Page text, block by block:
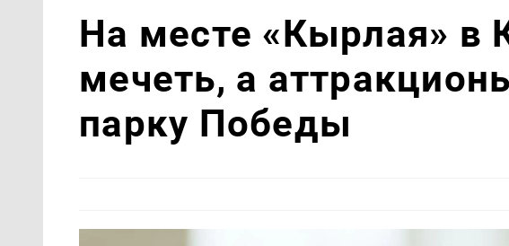
На месте «Кырлая» в
мечеть, а
парку Победы